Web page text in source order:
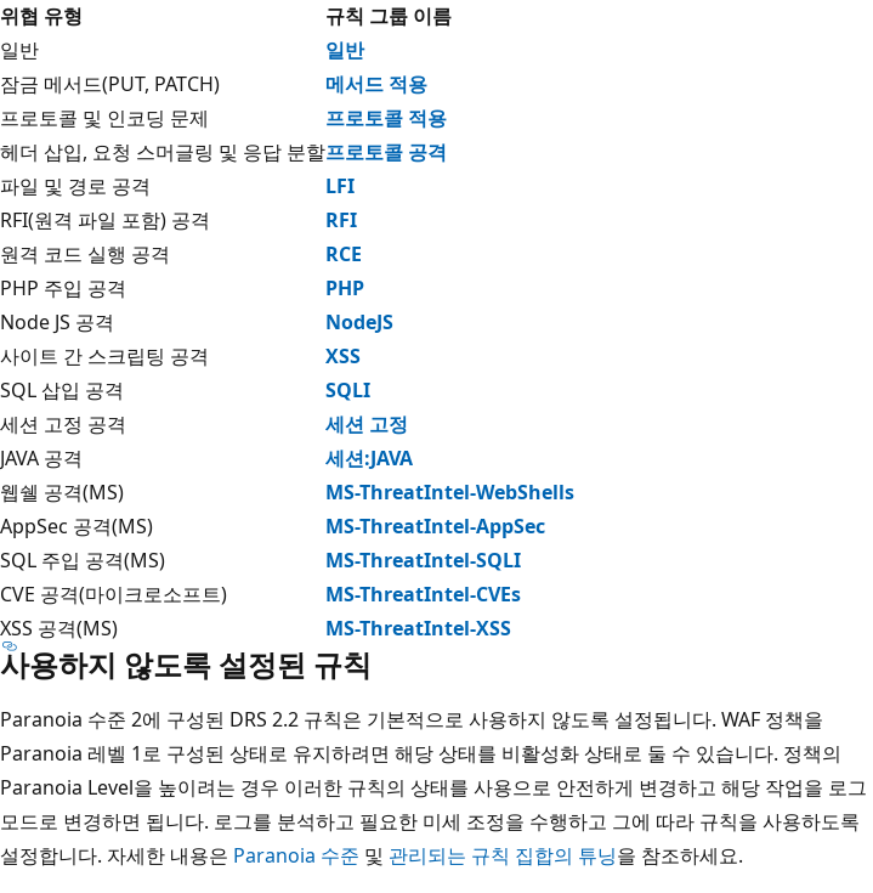
위협 유형
규칙 그룹 이름
일반
일반
잠금 메서드(PUT, PATCH)
메서드 적용
프로토콜 및 인코딩 문제
프로토콜 적용
헤더 삽입, 요청 스머글링 및 응답 분할프로토콜 공격
파일 및 경로 공격
LFI
RFI(원격 파일 포함) 공격
RFI
원격 코드 실행 공격
RCE
PHP 주입 공격
PHP
Node JS 공격
NodeJS
사이트 간 스크립팅 공격
XSS
SQL 삽입 공격
SQLI
세션 고정 공격
세션 고정
JAVA 공격
세션:JAVA
웹쉘 공격(MS)
MS-ThreatIntel-WebShells
AppSec 공격(MS)
MS-ThreatIntel-AppSec
SQL 주입 공격(MS)
MS-ThreatIntel-SQLI
CVE 공격(마이크로소프트)
MS-ThreatIntel-CVEs
XSS 공격(MS)
MS-ThreatIntel-XSS
사용하지 않도록 설정된 규칙
Paranoia 수준 2에 구성된 DRS 2.2 규칙은 기본적으로 사용하지 않도록 설정됩니다. WAF 정책을
Paranoia 레벨 1로 구성된 상태로 유지하려면 해당 상태를 비활성화 상태로 둘 수 있습니다. 정책의
Paranoia Level을 높이려는 경우 이러한 규칙의 상태를 사용으로 안전하게 변경하고 해당 작업을 로그
모드로 변경하면 됩니다. 로그를 분석하고 필요한 미세 조정을 수행하고 그에 따라 규칙을 사용하도록
설정합니다. 자세한 내용은 Paranoia 수준 및 관리되는 규칙 집합의 튜닝을 참조하세요.